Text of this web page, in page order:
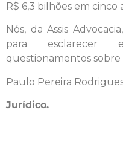
R$ 6,3 bilhões em cinco
Nós, da Assis
para esclarecer
questionamentos sobre
Paulo Pereira
Jurídico.